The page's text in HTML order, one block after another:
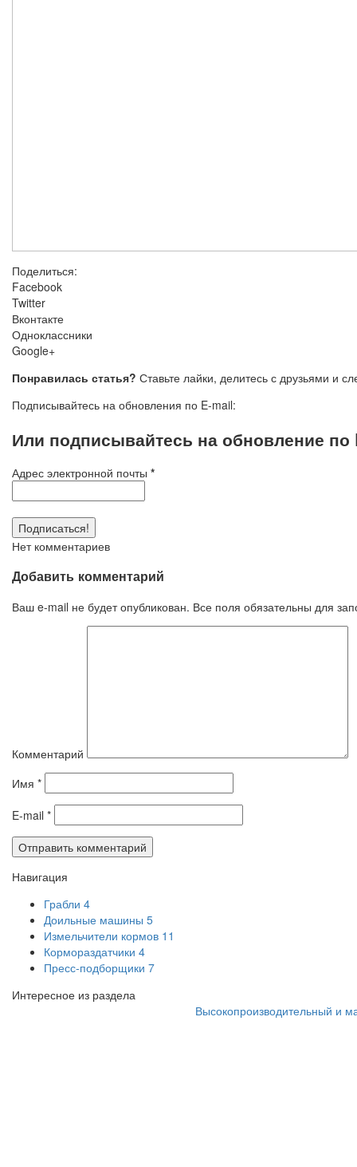
Поделиться:
Facebook
Twitter
Вконтакте
Одноклассники
Google+
Понравилась статья? Ставьте лайки, делитесь с друзьями и
Подписывайтесь на обновления по E-mail:
Или подписывайтесь на обновление по
Адрес электронной почты *
Нет комментариев
Добавить комментарий
Ваш e-mail не будет опубликован. Все поля обязательны для
Комментарий
Имя *
E-mail *
Навигация
Грабли 4
Доильные машины 5
Измельчители кормов 11
Кормораздатчики 4
Пресс-подборщики 7
Интересное из раздела
Высокопроизводительный и